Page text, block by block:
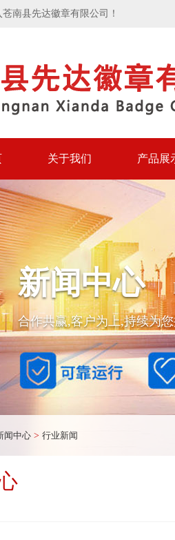
南县先达徽章有限公司！
关于我们 产品展
新闻中心
合作共赢,客户为上,持续为
闻中心 > 行业新闻